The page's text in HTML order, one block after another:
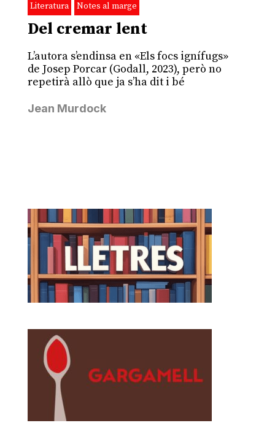
Literatura Notes al marge
Del cremar lent
L’autora s’endinsa en «Els focs ignífugs»
de Josep Porcar (Godall, 2023), però no
repetirà allò que ja s’ha dit i bé
Jean Murdock